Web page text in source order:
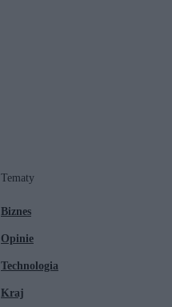
Tematy
Biznes
Opinie
Technologia
Kraj